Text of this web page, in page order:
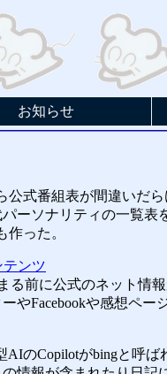
お知らせ